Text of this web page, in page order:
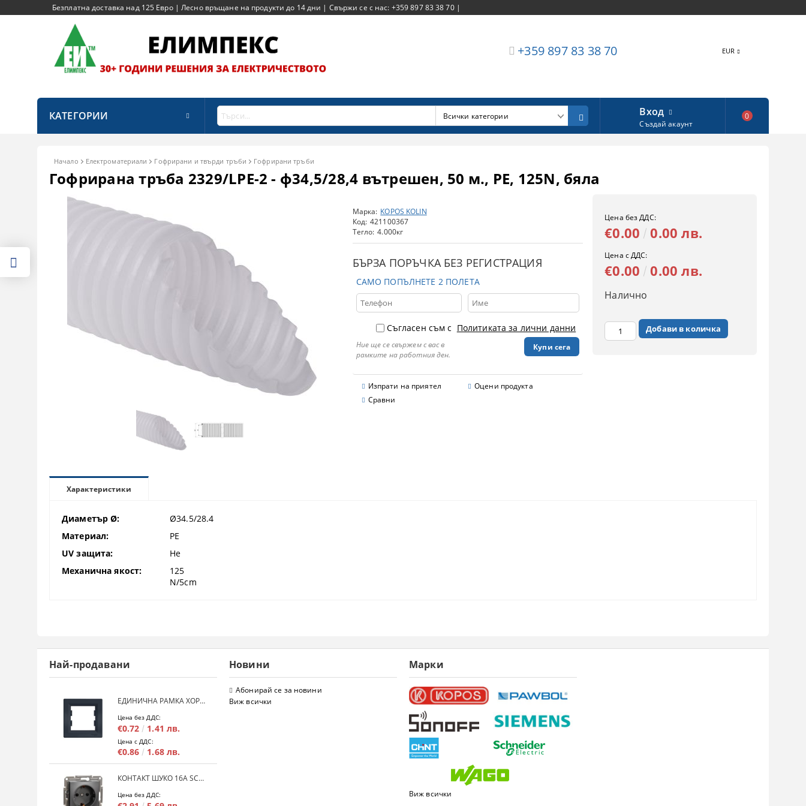
Безплатна доставка над 125 Евро | Лесно връщане на продукти до 14 дни | Свържи се с нас: +359 897 83 38 70 |
+359 897 83 38 70 EUR
КАТЕГОРИИ Вход
Създай акаунт
0
Начало Електроматериали Гофрирани и твърди тръби Гофрирани тръби
Гофрирана тръба 2329/LPE-2 - ф34,5/28,4 вътрешен, 50 м., PE, 125N, бяла
Марка: KOPOS KOLIN
Код: 421100367
Тегло: 4.000кг
БЪРЗА ПОРЪЧКА БЕЗ РЕГИСТРАЦИЯ
САМО ПОПЪЛНЕТЕ 2 ПОЛЕТА
Съгласен съм с Политиката за лични данни
Ние ще се свържем с вас в
рамките на работния ден.
Изпрати на приятел
Оцени продукта
Сравни
Цена без ДДС:
€0.00 0.00 лв.
Цена с ДДС:
€0.00 0.00 лв.
Налично
Характеристики
Диаметър Ø:
Ø34.5/28.4
Материал:
PE
UV защита:
Не
Механична якост:
125
N/5cm
Най-продавани
ЕДИНИЧНА РАМКА ХОРИЗОНТАЛНА SCHNEIDER ASFORA EPH5800171 - АНТРАЦИТ
Цена без ДДС:
€0.72 1.41 лв.
Цена с ДДС:
€0.86 1.68 лв.
КОНТАКТ ШУКО 16A SCHNEIDER ASFORA EPH2900171 - АНРАЦИТ
Цена без ДДС:
Новини
Абонирай се за новини
Виж всички
Марки
Виж всички